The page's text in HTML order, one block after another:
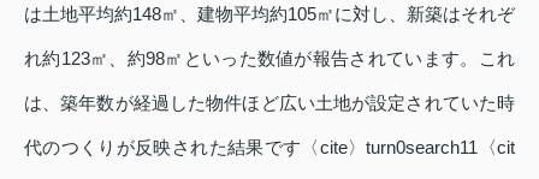
は土地平均約148㎡、建物平均約105㎡に対し、新築はそれぞ
れ約123㎡、約98㎡といった数値が報告されています。これ
は、築年数が経過した物件ほど広い土地が設定されていた時
代のつくりが反映された結果です〈cite〉turn0search11〈cit